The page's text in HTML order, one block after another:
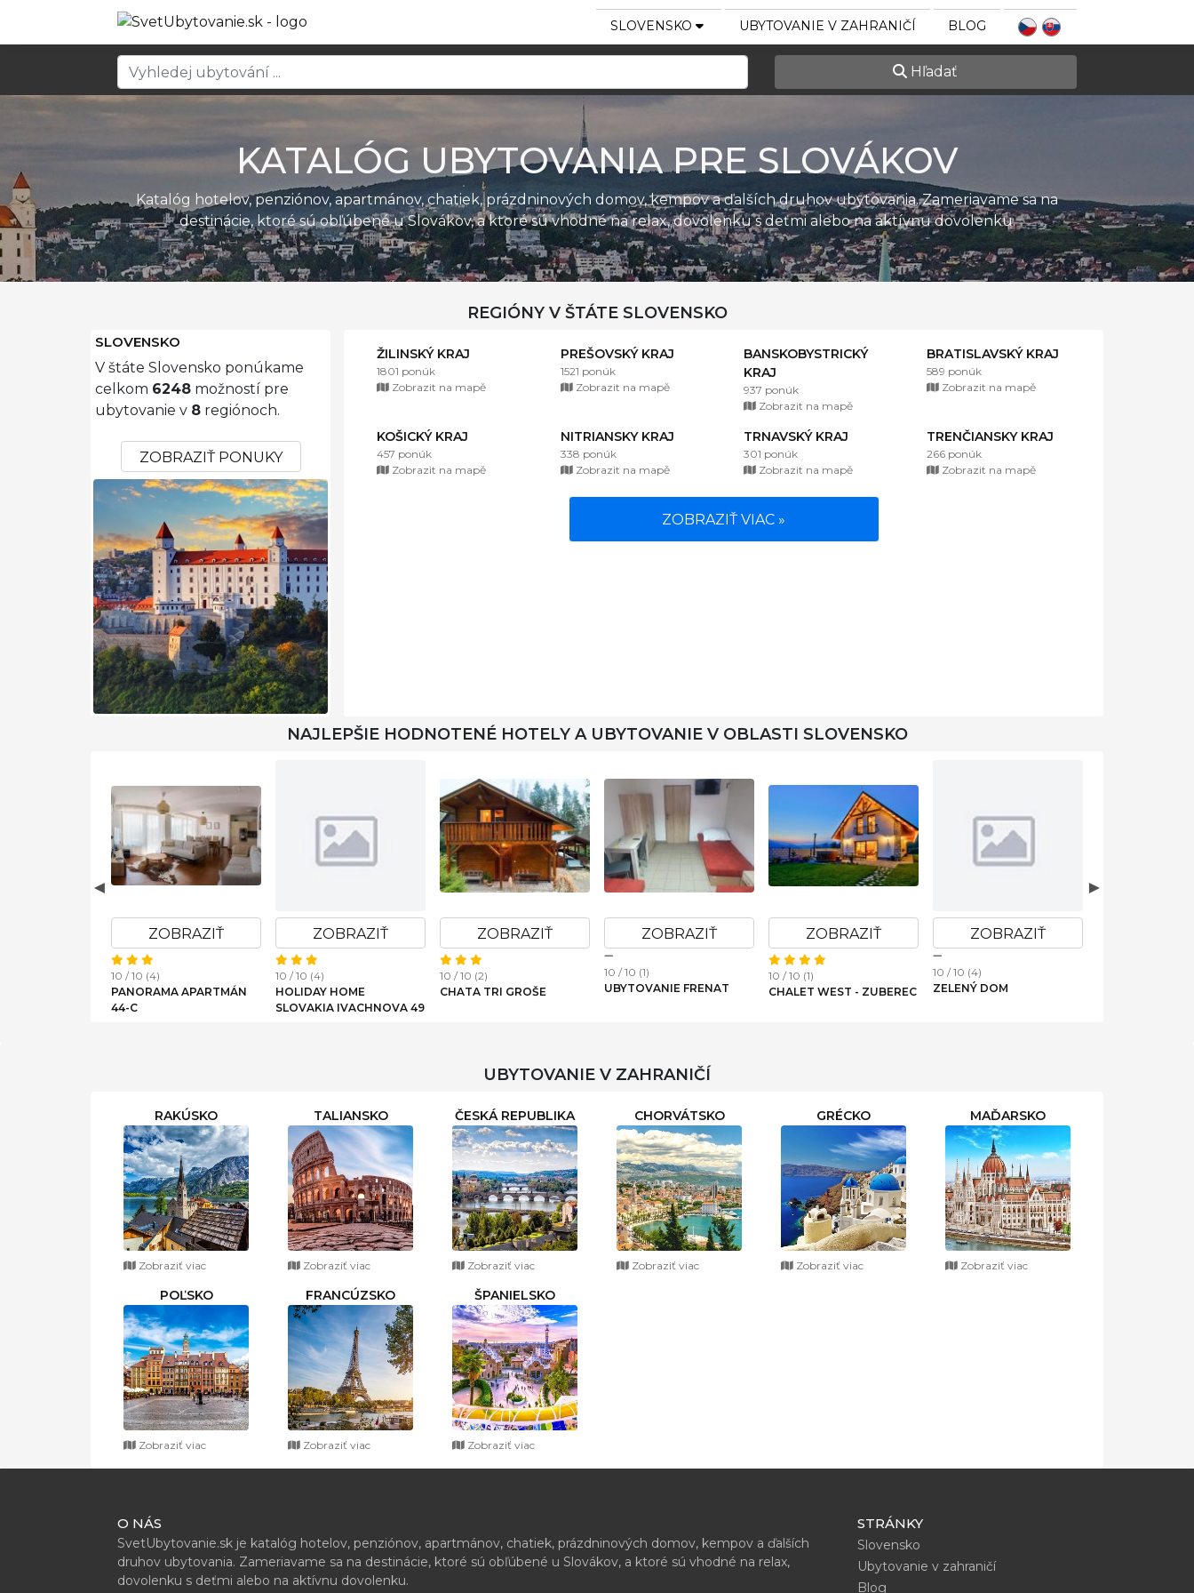
SLOVENSKO UBYTOVANIE V ZAHRANIČÍ BLOG
Hľadať
KATALÓG UBYTOVANIA PRE SLOVÁKOV
Katalóg hotelov, penziónov, apartmánov, chatiek, prázdninových domov, kempov a ďalších druhov ubytovania. Zameriavame sa na
destinácie, ktoré sú obľúbené u Slovákov, a ktoré sú vhodné na relax, dovolenku s deťmi alebo na aktívnu dovolenku.
REGIÓNY V ŠTÁTE SLOVENSKO
SLOVENSKO
V štáte Slovensko ponúkame
celkom 6248 možností pre
ubytovanie v 8 regiónoch.
ZOBRAZIŤ PONUKY
ŽILINSKÝ KRAJ
1801 ponúk
Zobrazit na mapě
PREŠOVSKÝ KRAJ
1521 ponúk
Zobrazit na mapě
BANSKOBYSTRICKÝ
KRAJ
937 ponúk
Zobrazit na mapě
BRATISLAVSKÝ KRAJ
589 ponúk
Zobrazit na mapě
KOŠICKÝ KRAJ
457 ponúk
Zobrazit na mapě
NITRIANSKY KRAJ
338 ponúk
Zobrazit na mapě
TRNAVSKÝ KRAJ
301 ponúk
Zobrazit na mapě
TRENČIANSKY KRAJ
266 ponúk
Zobrazit na mapě
ZOBRAZIŤ VIAC »
NAJLEPŠIE HODNOTENÉ HOTELY A UBYTOVANIE V OBLASTI SLOVENSKO
ZOBRAZIŤ
10 / 10 (4)
ZELENÝ DOM
ZOBRAZIŤ
10 / 10 (18)
LTM APARTMAN
ZOBRAZIŤ
10 / 10 (1)
ZBOJNÍCKA DREVENICA 3
ZOBRAZIŤ
10 / 10 (3)
APARTMÁN LOSONCI PRE
ZOBRAZIŤ
10 / 10 (5)
SMART APARTMENT L
ZOBRAZIŤ
10 / 10 (3)
DREVENICA RAKŠA 11
UBYTOVANIE V ZAHRANIČÍ
RAKÚSKO
Zobraziť viac
TALIANSKO
Zobraziť viac
ČESKÁ REPUBLIKA
Zobraziť viac
CHORVÁTSKO
Zobraziť viac
GRÉCKO
Zobraziť viac
MAĎARSKO
Zobraziť viac
POĽSKO
Zobraziť viac
FRANCÚZSKO
Zobraziť viac
ŠPANIELSKO
Zobraziť viac
O NÁS
SvetUbytovanie.sk je katalóg hotelov, penziónov, apartmánov, chatiek, prázdninových domov, kempov a ďalších
druhov ubytovania. Zameriavame sa na destinácie, ktoré sú obľúbené u Slovákov, a ktoré sú vhodné na relax,
dovolenku s deťmi alebo na aktívnu dovolenku.
STRÁNKY
Slovensko
Ubytovanie v zahraničí
Blog